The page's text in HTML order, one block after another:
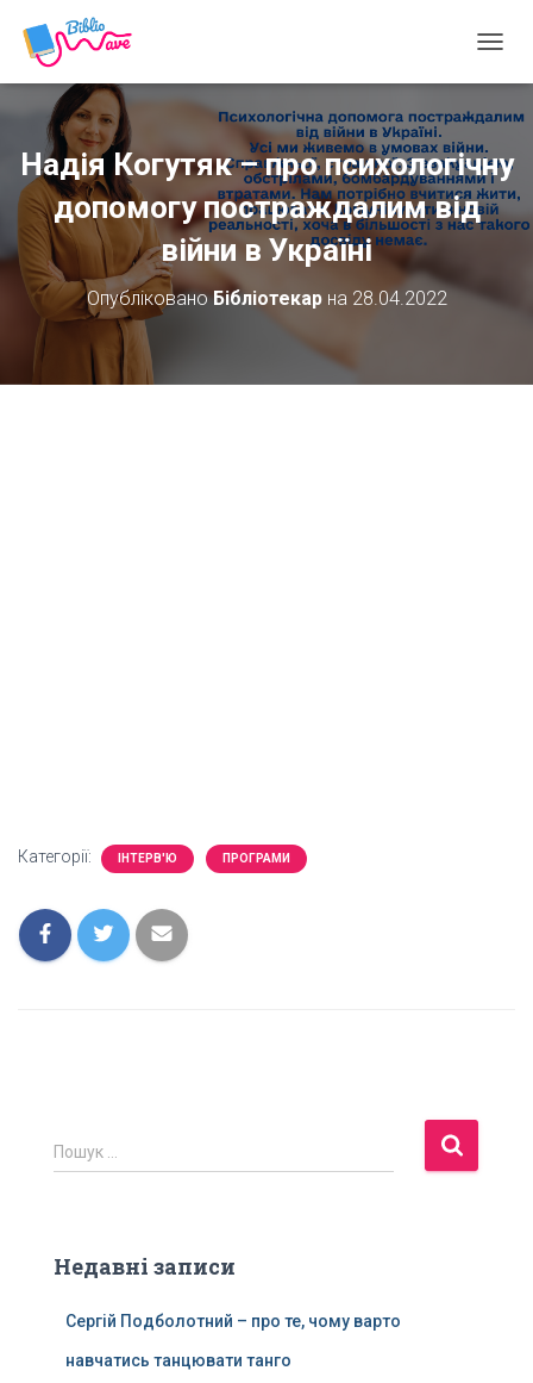
Е
К
Н
У
Надія Когутяк – про психологічну
допомогу постраждалим від
війни в Україні
ОпублікованоБібліотекарна 28.04.2022
Категорії: ІНТЕРВ'Ю ПРОГРАМИ
П
о
:
Пошук …
Недавні записи
Сергій Подболотний – про те, чому варто
навчатись танцювати танго